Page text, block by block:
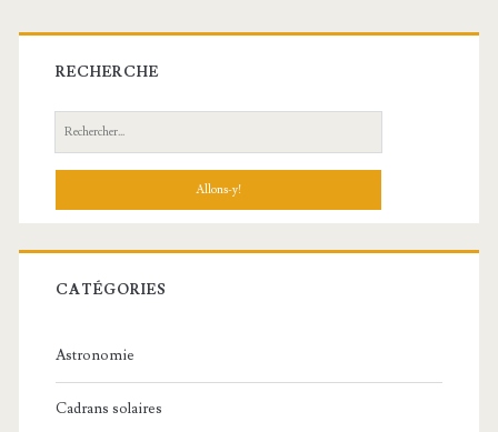
Barre
latérale
principale
RECHERCHE
Recherche:
CATÉGORIES
Astronomie
Cadrans solaires